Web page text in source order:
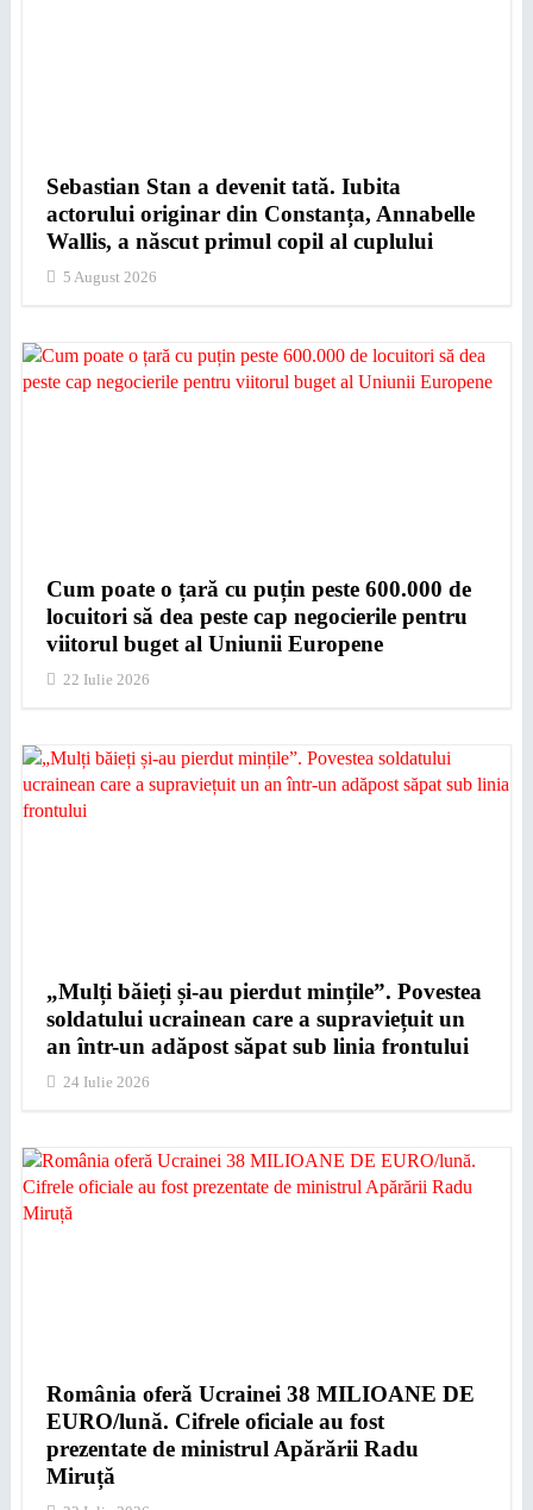
Sebastian Stan a devenit tată. Iubita
actorului originar din Constanța, Annabelle
Wallis, a născut primul copil al cuplului
5 August 2026
Cum poate o țară cu puțin peste 600.000 de
locuitori să dea peste cap negocierile pentru
viitorul buget al Uniunii Europene
22 Iulie 2026
„Mulți băieți și-au pierdut mințile”. Povestea
soldatului ucrainean care a supraviețuit un
an într-un adăpost săpat sub linia frontului
24 Iulie 2026
România oferă Ucrainei 38 MILIOANE DE
EURO/lună. Cifrele oficiale au fost
prezentate de ministrul Apărării Radu
Miruță